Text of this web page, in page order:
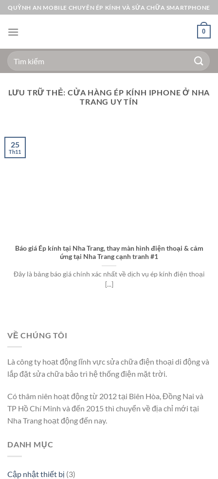
Bỏ
qua
nội
QUỲNH AN MOBILE CHUYÊN ÉP KÍNH VÀ SỬA CHỮA SMARTPHONE
0
Tìm
kiếm:
LƯU TRỮ THẺ:CỬA HÀNG ÉP KÍNH IPHONE Ở NHA
TRANG UY TÍN
Báo giá Ép kính tại Nha Trang, thay màn hình điện thoại & cảm
ứng tại Nha Trang cạnh tranh #1
Đây là bảng báo giá chính xác nhất về dịch vụ ép kính điện thoại
[...]
25
Th11
VỀ CHÚNG TÔI
Là công ty hoạt động lĩnh vực sửa chữa điện thoại di động và
lắp đặt sửa chữa bảo trì hệ thống điện mặt trời.
Có thâm niên hoạt động từ 2012 tại Biên Hòa, Đồng Nai và
TP Hồ Chí Minh và đến 2015 thì chuyển về địa chỉ mới tại
Nha Trang hoạt động đến nay.
DANH MỤC
Cập nhật thiết bị (3)